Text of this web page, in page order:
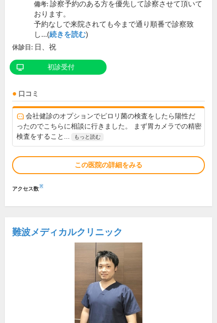
備考: 診察予約のある方を優先して診察させて頂いて
おります。
予約なしで来院されても今まで通り順番で診察致
し...(続きを読む)
休診日: 日、祝
初診受付
口コミ
会社健診のオプションでピロリ菌の検査をしたら陽性だ
ったのでこちらに相談に行きました。 まず胃カメラでの精密
検査をすること...
もっと読む
この医院の詳細をみる
アクセス数※
難波メディカルクリニック